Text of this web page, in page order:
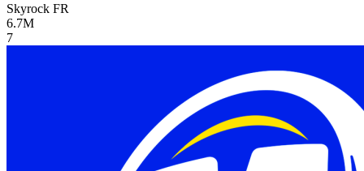
Skyrock FR
6.7M
7